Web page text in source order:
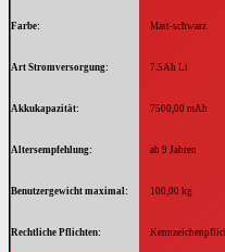
Farbe Matt-schwarz
Art Stromversorgung 7.5Ah Li
Akkukapazität 7500,00 mAh
Altersempfehlung ab 9 Jahren
Benutzergewicht maximal 100,00 kg
Rechtliche Pflichten